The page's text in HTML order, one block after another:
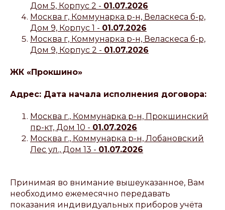
Дом 5, Корпус 2 - 01.07.2026
Москва г, Коммунарка р-н, Веласкеса б-р,
Дом 9, Корпус 1 - 01.07.2026
Москва г, Коммунарка р-н, Веласкеса б-р,
Дом 9, Корпус 2 - 01.07.2026
ЖК «Прокшино»
Адрес: Дата начала исполнения договора:
Москва г., Коммунарка р-н, Прокшинский
пр-кт, Дом 10 - 01.07.2026
Москва г., Коммунарка р-н, Лобановский
Лес ул., Дом 13 - 01.07.2026
Принимая во внимание вышеуказанное, Вам
необходимо ежемесячно передавать
показания индивидуальных приборов учёта